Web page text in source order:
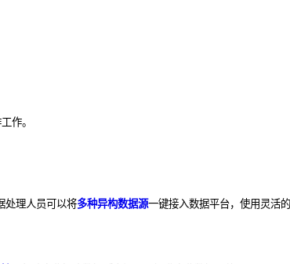
作。
处理人员可以将多种异构数据源一键接入数据平台，使用灵活的